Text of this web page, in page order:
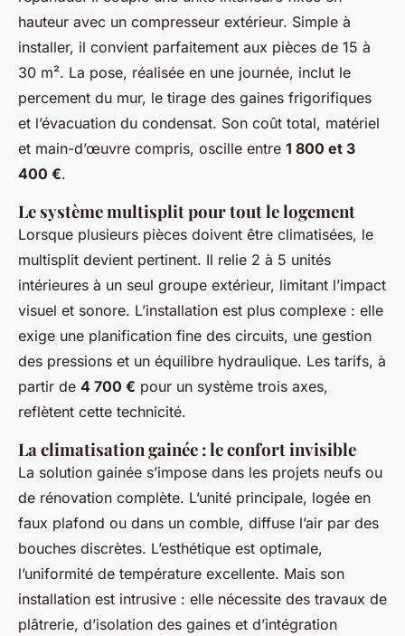
hauteur avec un compresseur extérieur. Simple à
installer, il convient parfaitement aux pièces de 15 à
30 m². La pose, réalisée en une journée, inclut le
percement du mur, le tirage des gaines frigorifiques
et l’évacuation du condensat. Son coût total, matériel
et main-d’œuvre compris, oscille entre 1 800 et 3
400 €.
Le système multisplit pour tout le logement
Lorsque plusieurs pièces doivent être climatisées, le
multisplit devient pertinent. Il relie 2 à 5 unités
intérieures à un seul groupe extérieur, limitant l’impact
visuel et sonore. L’installation est plus complexe : elle
exige une planification fine des circuits, une gestion
des pressions et un équilibre hydraulique. Les tarifs, à
partir de 4 700 € pour un système trois axes,
reflètent cette technicité.
La climatisation gainée : le confort invisible
La solution gainée s’impose dans les projets neufs ou
de rénovation complète. L’unité principale, logée en
faux plafond ou dans un comble, diffuse l’air par des
bouches discrètes. L’esthétique est optimale,
l’uniformité de température excellente. Mais son
installation est intrusive : elle nécessite des travaux de
plâtrerie, d’isolation des gaines et d’intégration